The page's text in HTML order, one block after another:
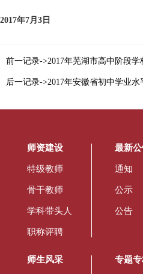
2017年7月3日
前一记录->2017年芜湖市高中阶段
师资建设
特级教师
骨干教师
学科带头人
职称评聘
最新
通知
公示
公告
师生风采 专题